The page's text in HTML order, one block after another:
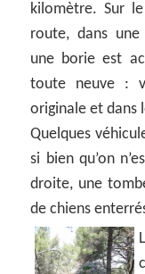
kilomètre. Sur
route, dans
une borie est
toute neuve :
originale et dans
Quelques
si bien qu’on
droite, une
de chiens